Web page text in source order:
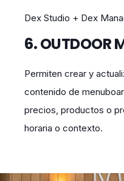
Dex Studio + Dex
6. OUTDOOR
Permiten crear y
contenido de
precios, productos o
horaria o contexto.